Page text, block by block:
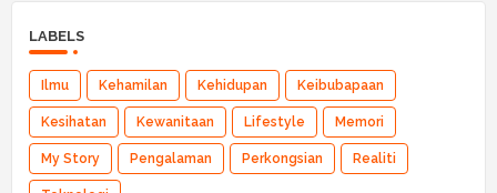
LABELS
Ilmu Kehamilan Kehidupan Keibubapaan
Kesihatan Kewanitaan Lifestyle Memori
My Story Pengalaman Perkongsian Realiti